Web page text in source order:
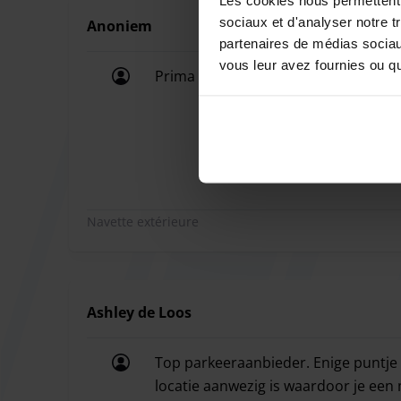
sociaux et d'analyser notre
partenaires de médias
vous leur avez fournies ou
de 10 € est demandé sur place.
Anoniem
Prima ervaring. Brede plek voor de
Navette extérieure
Ashley de Loos
Top parkeeraanbieder. Enige
locatie aanwezig is waardoor je